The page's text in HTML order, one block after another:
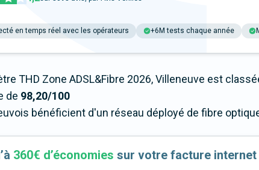
en temps réel avec les opérateurs +6M tests chaque année
THD Zone ADSL&Fibre 2026, Villeneuve est
de 98,20/100
bénéficient d'un réseau déployé de fibre
360€ d’économies sur votre facture internet